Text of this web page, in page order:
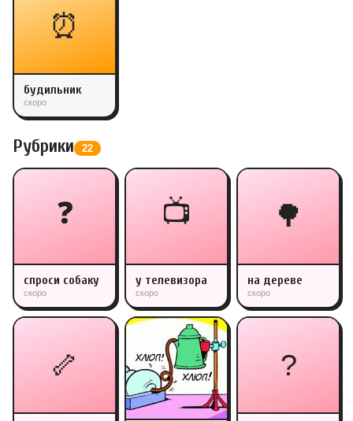
⏰
будильник
скоро
Рубрики 22
❓
спроси собаку
скоро
📺
у телевизора
скоро
🌳
на дереве
скоро
🦴 ?